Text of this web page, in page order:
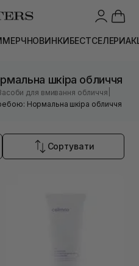
МЕРЧНОВИНКИБЕСТСЕЛЕРИ
шкіра обличчя
для вмивання обличчя
Нормальна шкіра обличчя
Сортувати